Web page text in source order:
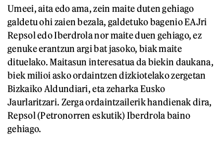
Umeei, aita edo ama, zein maite duten gehiago
galdetu ohi zaien bezala, galdetuko bagenio EAJri
Repsol edo Iberdrola nor maite duen gehiago, ez
genuke erantzun argi bat jasoko, biak maite
dituelako. Maitasun interesatua da biekin daukana,
biek milioi asko ordaintzen dizkiotelako zergetan
Bizkaiko Aldundiari, eta zeharka Eusko
Jaurlaritzari. Zerga ordaintzailerik handienak dira,
Repsol (Petronorren eskutik) Iberdrola baino
gehiago.